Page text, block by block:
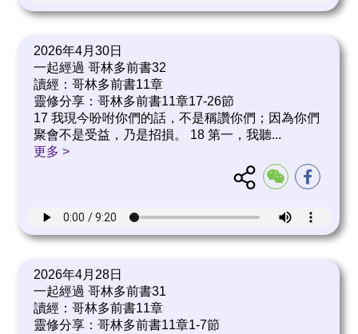
2026年4月30日
一起經過 哥林多前書32
讀經：哥林多前書11章
靈修分享：哥林多前書11章17-26節
17 我現今吩咐你們的話，不是稱讚你們；因為你們
聚會不是受益，乃是招損。 18 第一，我聽...
更多 >
2026年4月28日
一起經過 哥林多前書31
讀經：哥林多前書11章
靈修分享：哥林多前書11章1-7節